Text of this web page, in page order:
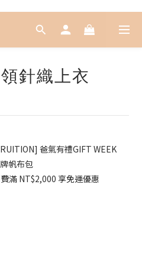
針織上衣
爸氣有禮GIFT WEEK
帆布包
滿 NT$2,000 享免運優惠